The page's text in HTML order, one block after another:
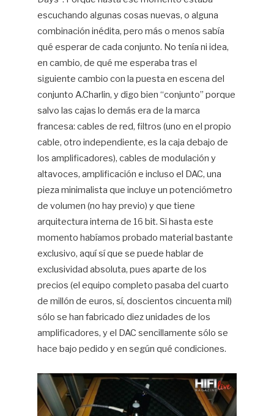
escuchando algunas cosas nuevas, o alguna
combinación inédita, pero más o menos sabía
qué esperar de cada conjunto. No tenía ni idea,
en cambio, de qué me esperaba tras el
siguiente cambio con la puesta en escena del
conjunto A.Charlin, y digo bien “conjunto” porque
salvo las cajas lo demás era de la marca
francesa: cables de red, filtros (uno en el propio
cable, otro independiente, es la caja debajo de
los amplificadores), cables de modulación y
altavoces, amplificación e incluso el DAC, una
pieza minimalista que incluye un potenciómetro
de volumen (no hay previo) y que tiene
arquitectura interna de 16 bit. Si hasta este
momento habíamos probado material bastante
exclusivo, aquí sí que se puede hablar de
exclusividad absoluta, pues aparte de los
precios (el equipo completo pasaba del cuarto
de millón de euros, sí, doscientos cincuenta mil)
sólo se han fabricado diez unidades de los
amplificadores, y el DAC sencillamente sólo se
hace bajo pedido y en según qué condiciones.